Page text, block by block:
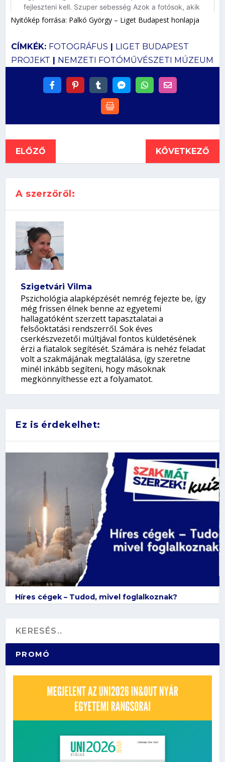
Nyitókép forrása: Palkó György – Liget Budapest honlapja
CÍMKÉK: FOTOGRÁFUS | LIGET BUDAPEST
PROJEKT | NEMZETI FOTÓMŰVÉSZETI MÚZEUM
ELŐZŐ KÖVETKEZŐ
A szerzőről:
Szigetvári Vilma
Pszichológia alapképzését nemrég fejezte be, így
még frissen élnek benne az egyetemi
hallagatóként szerzett tapasztalatai a
felsőoktatási rendszerről. Sok éves
cserkészvezetői múltjával fontos küldetésének
érzi a fiatalok segítését. Számára is nehéz feladat
volt a szakmájának megtalálása, így szeretne
minél inkább segíteni, hogy másoknak
megkönnyíthesse ezt a folyamatot.
Ez is érdekelhet:
Híres cégek – Tudod, mivel foglalkoznak?
PROMÓ